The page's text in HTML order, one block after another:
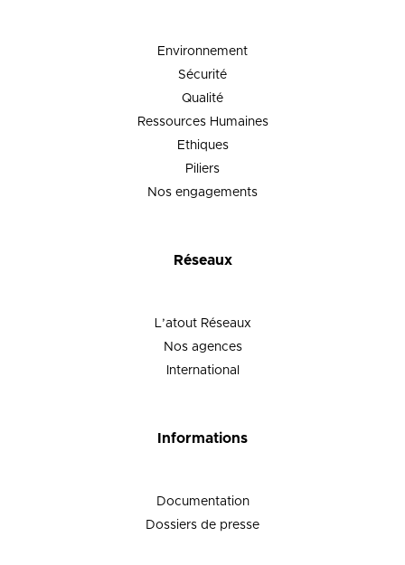
Environnement
Sécurité
Qualité
Ressources Humaines
Ethiques
Piliers
Nos engagements
Réseaux
L’atout Réseaux
Nos agences
International
Informations
Documentation
Dossiers de presse